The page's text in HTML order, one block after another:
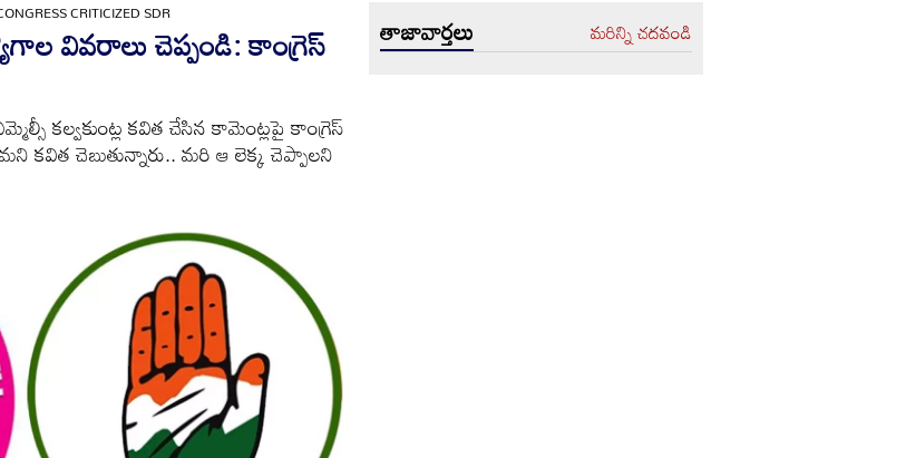
CRITICIZED SDR
వివరాలు చెప్పండి: కాంగ్రెస్
కల్వకుంట్ల కవిత చేసిన కామెంట్లపై కాంగ్రెస్
కవిత చెబుతున్నారు.. మరి ఆ లెక్క చెప్పాలని
తాజావార్తలు మరిన్ని చదవండి